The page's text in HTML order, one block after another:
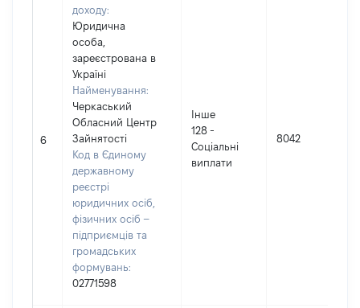
6
доходу:
Юридична
особа,
зареєстрована в
Україні
Найменування:
Черкаський
Обласний Центр
Зайнятостi
Код в Єдиному
державному
реєстрі
юридичних осіб,
фізичних осіб –
підприємців та
громадських
формувань:
02771598
Інше
128 -
Соцiальнi
виплати
8042